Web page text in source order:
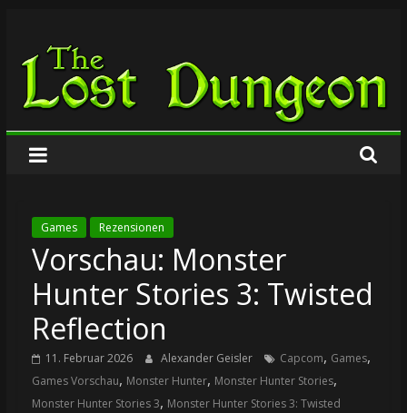
springen
The
Lost
Dungeon
Games Rezensionen
Vorschau: Monster
Hunter Stories 3: Twisted
Reflection
11. Februar 2026 Alexander Geisler Capcom, Games,
Games Vorschau, Monster Hunter, Monster Hunter Stories,
Monster Hunter Stories 3, Monster Hunter Stories 3: Twisted